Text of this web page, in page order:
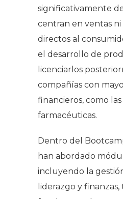
significativamente
centran en ventas ni
directos al
el desarrollo de
licenciarlos
compañías con
financieros, como
farmacéuticas.
Dentro del
han abordado
incluyendo la
liderazgo y